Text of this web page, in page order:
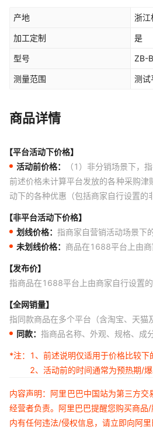
产地 浙江
加工定制 是
型号 ZB-B
测量范围 测
商品详情
【平台活动下价格】
活动前价格：
（1）非分销场景下，
前述价格未计算平台发放的各种采购
动下的各种优惠（包括商家自行设置的
【非平台活动下价格】
划线价格： 指商家自营销活动场景下
未划线价格： 商品在1688平台上由商
【发布价】
指商品在1688平台上由商家自行设置
【全网销量】
指同款商品在多个平台（含淘宝、天猫
同款： 指商品名称、外观、规格、成
*注：
1、前述说明仅适用于价格比较下
2、活动前的时间通常为预热期/
内容声明：阿里巴巴中国站为第三方
经营者负责。阿里巴巴提醒您购买商
内有任何违法/侵权信息，请立即向阿里